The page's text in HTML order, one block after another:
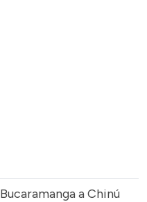
Bucaramanga a Chinú